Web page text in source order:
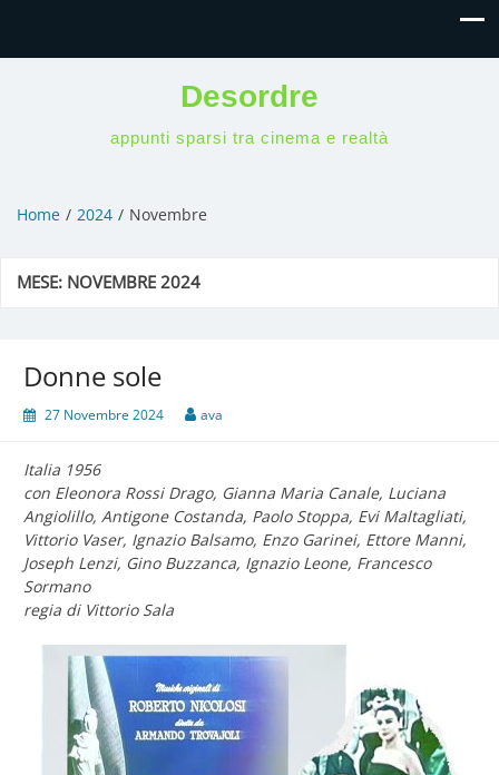
Desordre
appunti sparsi tra cinema e realtà
Home 2024 Novembre
MESE: NOVEMBRE 2024
Donne sole
27 Novembre 2024 ava
Italia 1956
con Eleonora Rossi Drago, Gianna Maria Canale, Luciana
Angiolillo, Antigone Costanda, Paolo Stoppa, Evi Maltagliati,
Vittorio Vaser, Ignazio Balsamo, Enzo Garinei, Ettore Manni,
Joseph Lenzi, Gino Buzzanca, Ignazio Leone, Francesco
Sormano
regia di Vittorio Sala